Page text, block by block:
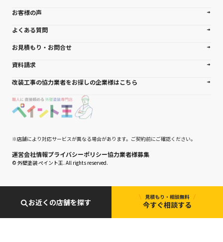
お近くの店舗を探す 今すぐ相談する
お客様の声
よくある質問
お見積もり・お問合せ
資料請求
改装工事の協力業者をお探しの企業様はこちら
※店舗により対応サービスが異なる場合があります。ご契約前にご確認ください。
運営会社情報プライバシーポリシー協力業者様募集
© 外壁塗装 ぺイント王. All rights reserved.